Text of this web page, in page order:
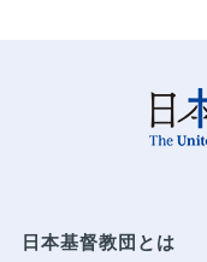
日本基督教団とは